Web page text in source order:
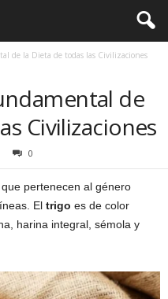
de la Dieta de todas las Civilizaciones
de
Civilizaciones
0
pertenecen al género
El trigo es de color
harina integral, sémola y